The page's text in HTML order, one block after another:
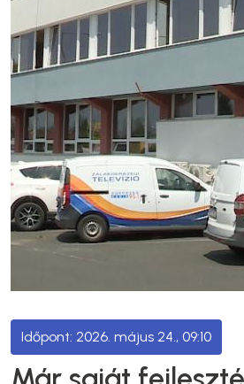
2026. május 24., 09:10